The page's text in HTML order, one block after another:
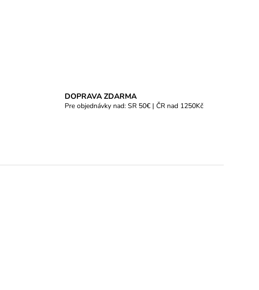
DOPRAVA ZDARMA
Pre objednávky nad: SR 50€ | ČR nad 1250Kč